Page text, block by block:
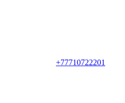
+77710722201